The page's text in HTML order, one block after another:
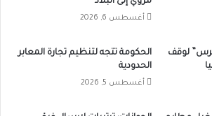
أغسطس 6, 2026
لوقف
الحكومة تتجه لتنظيم تجارة المعابر
الحدودية
أغسطس 5, 2026